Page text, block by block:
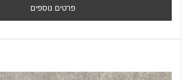
פרטים נוספים